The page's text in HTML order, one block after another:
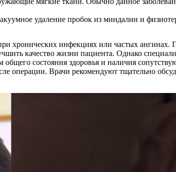
удаление пробок из миндалин и
хронических инфекциях или частых ангинах.
качество жизни пациента. Однако
состояния здоровья и наличия
операции. Врачи рекомендуют тщательно